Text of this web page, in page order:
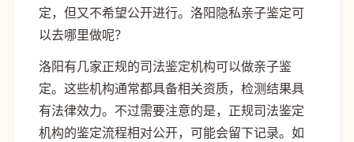
定，但又不希望公开进行。洛阳隐私亲子鉴定可
以去哪里做呢？
洛阳有几家正规的司法鉴定机构可以做亲子鉴
定。这些机构通常都具备相关资质，检测结果具
有法律效力。不过需要注意的是，正规司法鉴定
机构的鉴定流程相对公开，可能会留下记录。如